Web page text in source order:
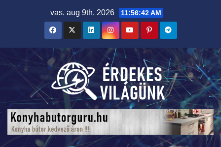
vas. aug 9th, 2026 11:56:43 AM